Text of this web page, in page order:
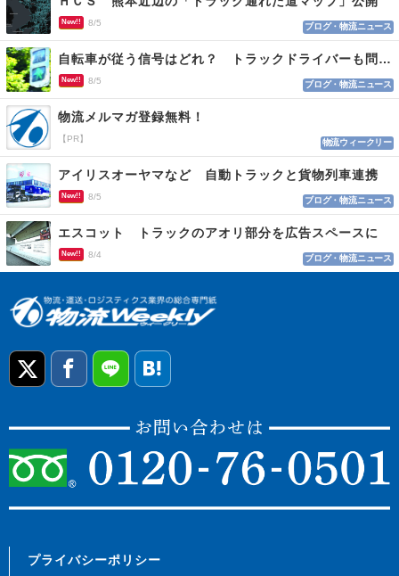
New!! 8/5 ブログ・物流ニュース
自転車が従う信号はどれ？ トラックドライバーも問われる認識
New!! 8/5 ブログ・物流ニュース
物流メルマガ登録無料！
【PR】 物流ウィークリー
アイリスオーヤマなど 自動トラックと貨物列車連携
New!! 8/5 ブログ・物流ニュース
エスコット トラックのアオリ部分を広告スペースに
New!! 8/4 ブログ・物流ニュース
プライバシーポリシー